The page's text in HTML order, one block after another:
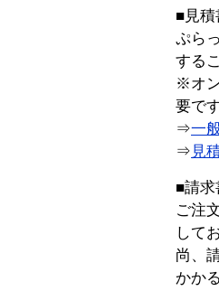
■見積
ぷら
する
※オ
要です
⇒一
⇒ 見
■請求
ご注
して
尚、
かか